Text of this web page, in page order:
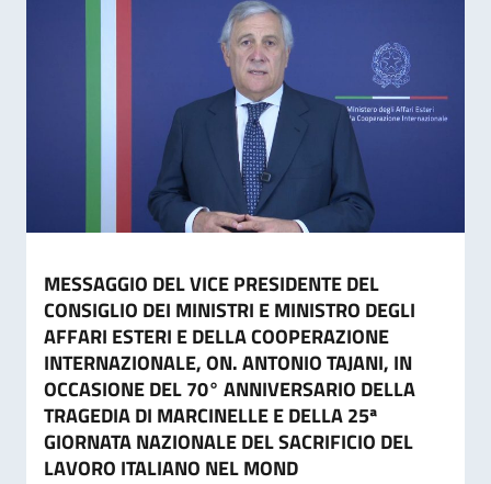
MESSAGGIO DEL VICE PRESIDENTE DEL
CONSIGLIO DEI MINISTRI E MINISTRO DEGLI
AFFARI ESTERI E DELLA COOPERAZIONE
INTERNAZIONALE, ON. ANTONIO TAJANI, IN
OCCASIONE DEL 70° ANNIVERSARIO DELLA
TRAGEDIA DI MARCINELLE E DELLA 25ª
GIORNATA NAZIONALE DEL SACRIFICIO DEL
LAVORO ITALIANO NEL MOND